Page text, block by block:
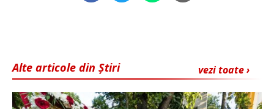
vezi toate ›
Alte articole din Știri